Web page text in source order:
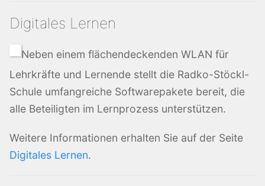
Digitales Lernen
Neben einem flächendeckenden WLAN für
Lehrkräfte und Lernende stellt die Radko-Stöckl-
Schule umfangreiche Softwarepakete bereit, die
alle Beteiligten im Lernprozess unterstützen.
Weitere Informationen erhalten Sie auf der Seite
Digitales Lernen.